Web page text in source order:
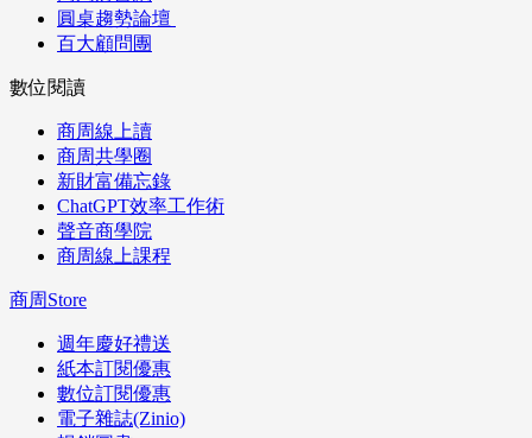
圓桌趨勢論壇
百大顧問團
數位閱讀
商周線上讀
商周共學圈
新財富備忘錄
ChatGPT效率工作術
聲音商學院
商周線上課程
商周Store
週年慶好禮送
紙本訂閱優惠
數位訂閱優惠
電子雜誌(Zinio)